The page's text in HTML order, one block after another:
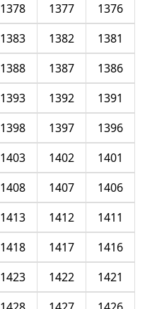
1376
1377
1378
1381
1382
1383
1386
1387
1388
1391
1392
1393
1396
1397
1398
1401
1402
1403
1406
1407
1408
1411
1412
1413
1416
1417
1418
1421
1422
1423